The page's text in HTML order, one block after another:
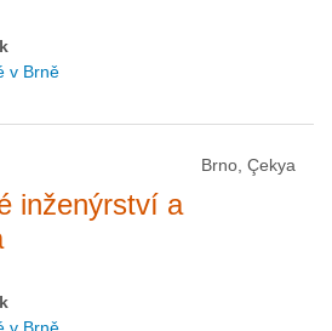
v Brně
Brno, Çekya
inženýrství a